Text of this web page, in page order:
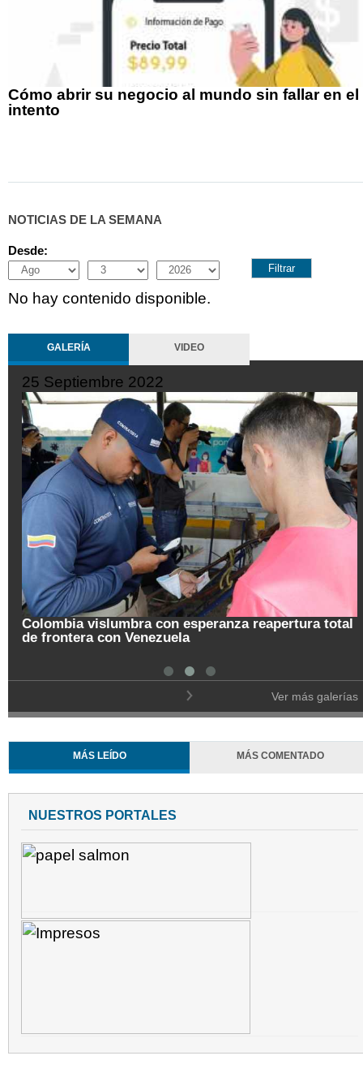
Cómo abrir su negocio al mundo sin fallar en el
intento
NOTICIAS DE LA SEMANA
Desde:
Month
Day Year
No hay contenido disponible.
GALERÍA VIDEO
25 Septiembre 2022
Colombia vislumbra con esperanza reapertura total
de frontera con Venezuela
Ver más galerías
MÁS LEÍDO MÁS COMENTADO
NUESTROS PORTALES